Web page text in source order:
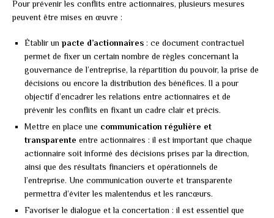
Pour prévenir les conflits entre actionnaires, plusieurs mesures
peuvent être mises en œuvre :
Établir un pacte d’actionnaires : ce document contractuel
permet de fixer un certain nombre de règles concernant la
gouvernance de l’entreprise, la répartition du pouvoir, la prise de
décisions ou encore la distribution des bénéfices. Il a pour
objectif d’encadrer les relations entre actionnaires et de
prévenir les conflits en fixant un cadre clair et précis.
Mettre en place une communication régulière et
transparente entre actionnaires : il est important que chaque
actionnaire soit informé des décisions prises par la direction,
ainsi que des résultats financiers et opérationnels de
l’entreprise. Une communication ouverte et transparente
permettra d’éviter les malentendus et les rancœurs.
Favoriser le dialogue et la concertation : il est essentiel que